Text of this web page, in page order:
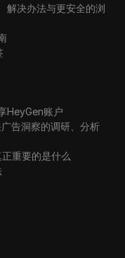
解决办法与更安全的浏
HeyGen账户
告洞察的调研、分析
重要的是什么